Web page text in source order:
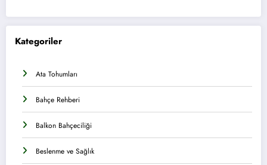
Kategoriler
Ata Tohumları
Bahçe Rehberi
Balkon Bahçeciliği
Beslenme ve Sağlık